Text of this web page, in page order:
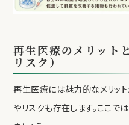
再生医療のメリット
リスク）
再生医療には魅力的なメリッ
やリスクも存在します。ここで